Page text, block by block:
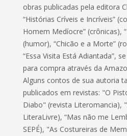
obras publicadas pela editora
“Histórias Críveis e Incríveis”
Homem Medíocre” (crônicas),
(humor), “Chicão e a Morte”
“Essa Visita Está Adiantada”,
para compra através da
Alguns contos de sua autoria
publicados em revistas: "O
Diabo" (revista Literomancia),
LiteraLivre), “Mas não me
SEPÉ), "As Costureiras de